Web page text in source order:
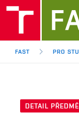
FAST PRO
DETAIL